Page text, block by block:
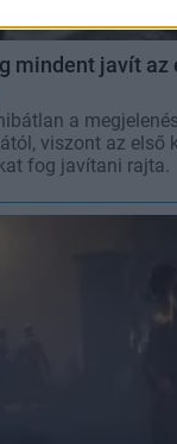
mindent javít
a
viszont az első
fog javítani rajta.